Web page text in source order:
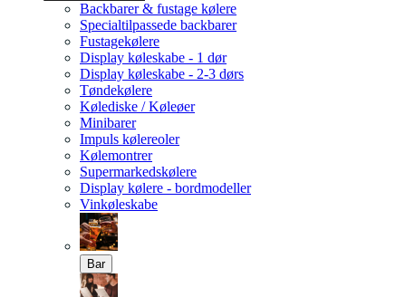
Backbarer & fustage kølere
Specialtilpassede backbarer
Fustagekølere
Display køleskabe - 1 dør
Display køleskabe - 2-3 dørs
Tøndekølere
Kølediske / Køleøer
Minibarer
Impuls kølereoler
Kølemontrer
Supermarkedskølere
Display kølere - bordmodeller
Vinkøleskabe
Bar